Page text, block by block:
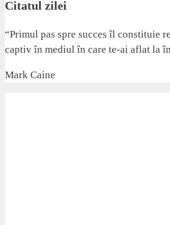
Citatul zilei
“Primul pas spre succes îl constituie
captiv în mediul în care te-ai aflat la
Mark Caine